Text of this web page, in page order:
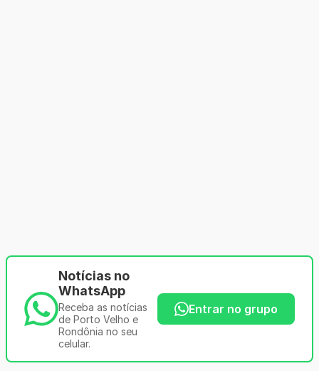
Notícias no
WhatsApp
Receba as notícias
de Porto Velho e
Rondônia no seu
celular.
Entrar no grupo